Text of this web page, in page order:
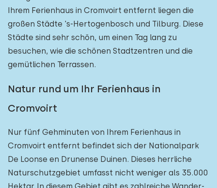
Ihrem Ferienhaus in Cromvoirt entfernt liegen die
großen Städte 's-Hertogenbosch und Tilburg. Diese
Städte sind sehr schön, um einen Tag lang zu
besuchen, wie die schönen Stadtzentren und die
gemütlichen Terrassen.
Natur rund um Ihr Ferienhaus in
Cromvoirt
Nur fünf Gehminuten von Ihrem Ferienhaus in
Cromvoirt entfernt befindet sich der Nationalpark
De Loonse en Drunense Duinen. Dieses herrliche
Naturschutzgebiet umfasst nicht weniger als 35.000